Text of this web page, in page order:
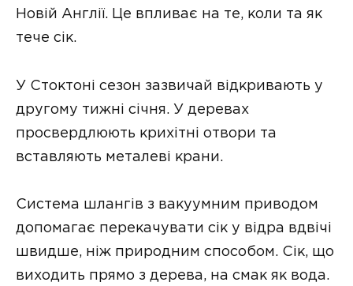
Новій Англії. Це впливає на те, коли та як
тече сік.
У Стоктоні сезон зазвичай відкривають у
другому тижні січня. У деревах
просвердлюють крихітні отвори та
вставляють металеві крани.
Система шлангів з вакуумним приводом
допомагає перекачувати сік у відра вдвічі
швидше, ніж природним способом. Сік, що
виходить прямо з дерева, на смак як вода.